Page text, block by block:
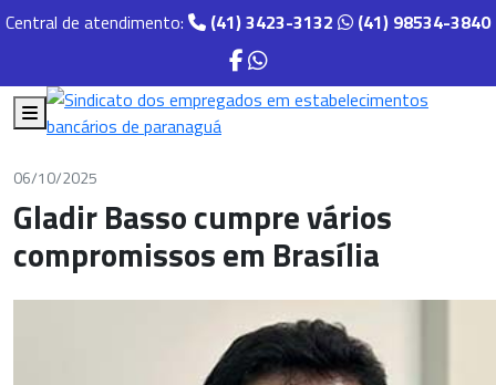
Central de atendimento: (41) 3423-3132 (41) 98534-3840
06/10/2025
Gladir Basso cumpre vários
compromissos em Brasília